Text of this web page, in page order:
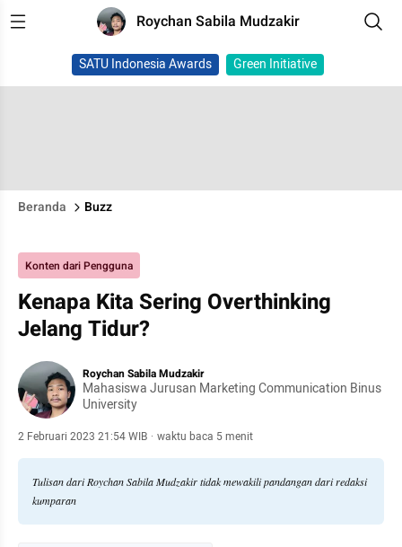
Roychan Sabila Mudzakir
SATU Indonesia Awards Green Initiative
Beranda Buzz
Konten dari Pengguna
Kenapa Kita Sering Overthinking
Jelang Tidur?
Roychan Sabila Mudzakir
Mahasiswa Jurusan Marketing Communication Binus
University
2 Februari 2023 21:54 WIB · waktu baca 5 menit
Tulisan dari Roychan Sabila Mudzakir tidak mewakili pandangan dari redaksi
kumparan